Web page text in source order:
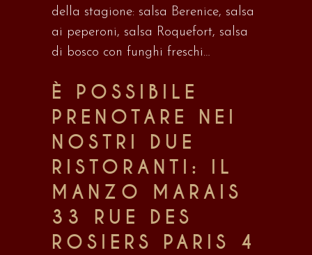
della stagione: salsa Berenice, salsa
ai peperoni, salsa Roquefort, salsa
di bosco con funghi freschi…
È POSSIBILE
PRENOTARE NEI
NOSTRI DUE
RISTORANTI: IL
MANZO MARAIS
3 3 RU E
DES
ROSIERS PARIS 4